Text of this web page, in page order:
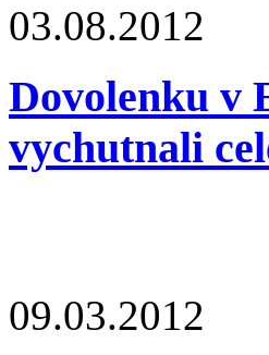
03.08.2012
Dovolenku v
vychutnali
09.03.2012